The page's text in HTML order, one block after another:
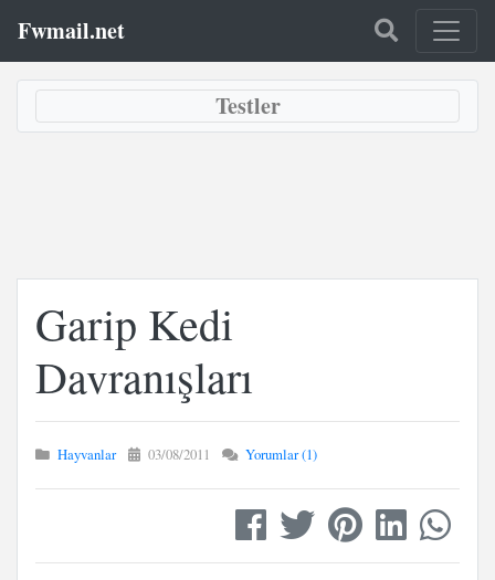
Fwmail.net
Testler
Garip Kedi
Davranışları
Hayvanlar 03/08/2011 Yorumlar (1)